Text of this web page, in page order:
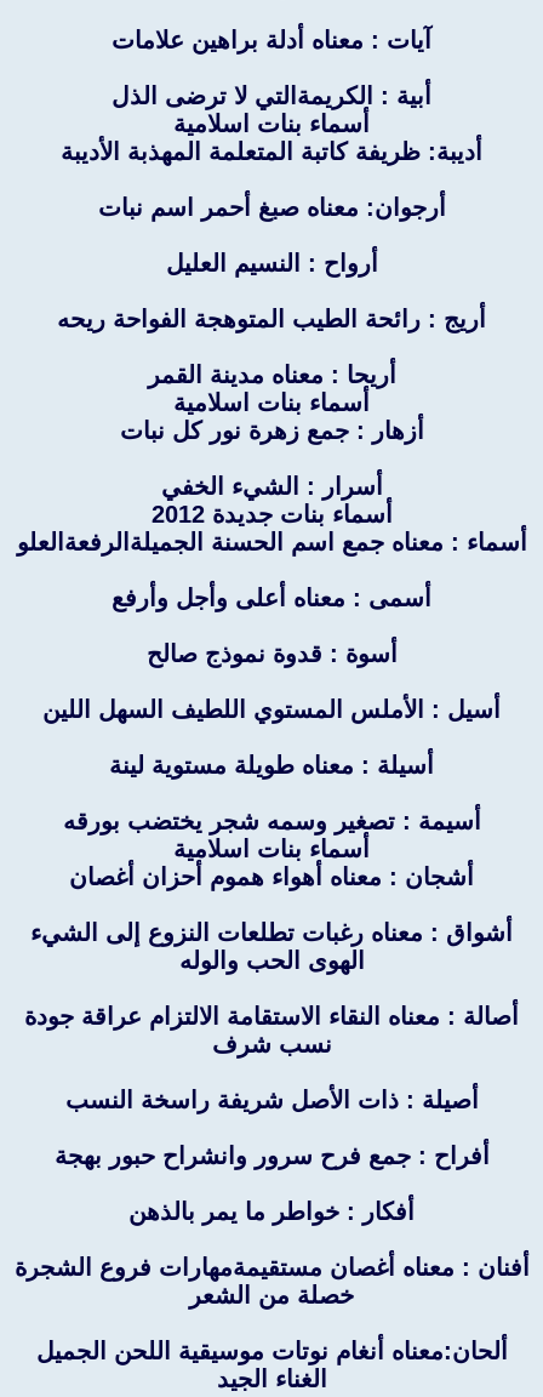
آيات : معناه أدلة براهين علامات
أبية : الكريمةالتي لا ترضى الذل
أسماء بنات اسلامية
أديبة: ظريفة كاتبة المتعلمة المهذبة الأديبة
أرجوان: معناه صبغ أحمر اسم نبات
أرواح : النسيم العليل
أريج : رائحة الطيب المتوهجة الفواحة ريحه
أريحا : معناه مدينة القمر
أسماء بنات اسلامية
أزهار : جمع زهرة نور كل نبات
أسرار : الشيء الخفي
أسماء بنات جديدة 2012
أسماء : معناه جمع اسم الحسنة الجميلةالرفعةالعلو
أسمى : معناه أعلى وأجل وأرفع
أسوة : قدوة نموذج صالح
أسيل : الأملس المستوي اللطيف السهل اللين
أسيلة : معناه طويلة مستوية لينة
أسيمة : تصغير وسمه شجر يختضب بورقه
أسماء بنات اسلامية
أشجان : معناه أهواء هموم أحزان أغصان
أشواق : معناه رغبات تطلعات النزوع إلى الشيء
الهوى الحب والوله
أصالة : معناه النقاء الاستقامة الالتزام عراقة جودة
نسب شرف
أصيلة : ذات الأصل شريفة راسخة النسب
أفراح : جمع فرح سرور وانشراح حبور بهجة
أفكار : خواطر ما يمر بالذهن
أفنان : معناه أغصان مستقيمةمهارات فروع الشجرة
خصلة من الشعر
ألحان:معناه أنغام نوتات موسيقية اللحن الجميل
الغناء الجيد